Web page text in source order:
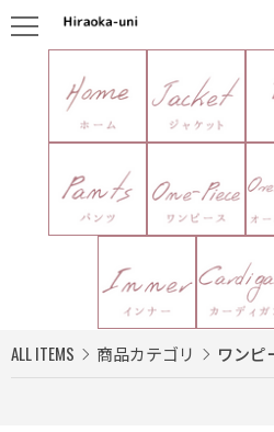
ALL ITEMS 商品カテゴリ ワンピ